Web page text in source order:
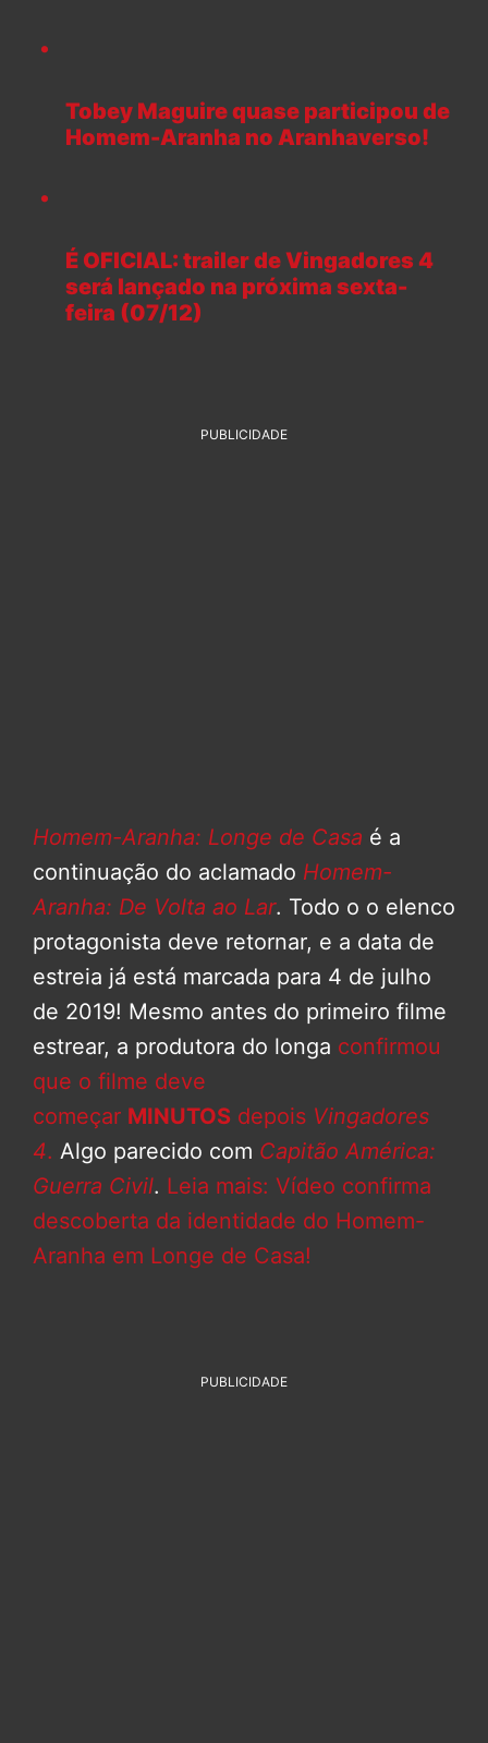
Tobey Maguire quase participou de
Homem-Aranha no Aranhaverso!
É OFICIAL: trailer de Vingadores 4
será lançado na próxima sexta-
feira (07/12)
PUBLICIDADE
Homem-Aranha: Longe de Casa é a
continuação do aclamado Homem-
Aranha: De Volta ao Lar. Todo o o elenco
protagonista deve retornar, e a data de
estreia já está marcada para 4 de julho
de 2019! Mesmo antes do primeiro filme
estrear, a produtora do longa confirmou
que o filme deve
começar MINUTOS depois Vingadores
4. Algo parecido com Capitão América:
Guerra Civil. Leia mais: Vídeo confirma
descoberta da identidade do Homem-
Aranha em Longe de Casa!
PUBLICIDADE